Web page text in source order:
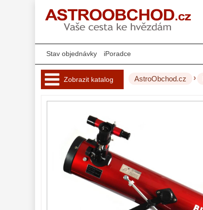
Stav objednávky iPoradce
Zobrazit katalog
20
Pro začátečníky 33
Čočkové 37
Zrcadlové 72
Katadioptrické 15
ED/Apochromáty
Ritchey-Chretien 12
AstroObchod.cz ›